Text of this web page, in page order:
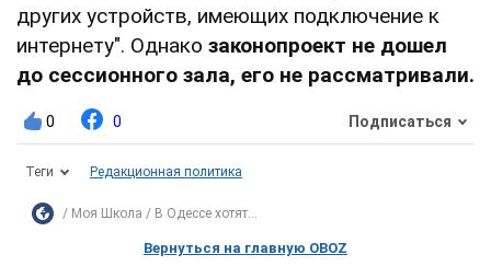
других устройств, имеющих подключение к
интернету". Однако законопроект не дошел
до сессионного зала, его не рассматривали.
0 0 Подписаться
Теги Редакционная политика
Моя Школа В Одессе хотят...
Вернуться на главную OBOZ